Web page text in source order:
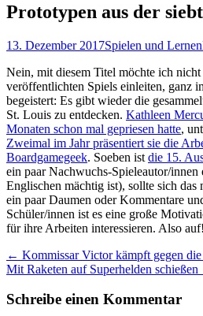
Prototypen aus der
13. Dezember 2017Spielen und Lernen
Nein, mit diesem Titel möchte ich nicht
veröffentlichten Spiels einleiten, ganz
begeistert: Es gibt wieder die
St. Louis zu entdecken. Kathleen
Monaten schon mal gepriesen hatte,
Zweimal im Jahr präsentiert sie die
Boardgamegeek. Soeben ist die 15.
ein paar Nachwuchs-Spieleautor/innen
Englischen mächtig ist), sollte sich das
ein paar Daumen oder Kommentare
Schüler/innen ist es eine große
für ihre Arbeiten interessieren. Also auf!
Beitragsnavigation
← Kommissar Victor kämpft gegen
Mit Raketen auf Superhelden schießen
Schreibe einen Kommentar